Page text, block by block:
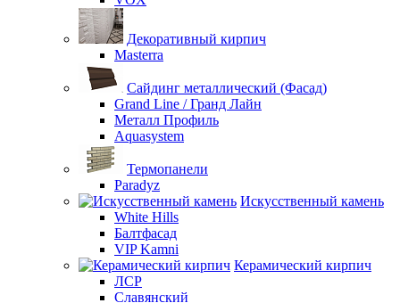
Декоративный кирпич
Masterra
Сайдинг металлический (Фасад)
Grand Line / Гранд Лайн
Металл Профиль
Aquasystem
Термопанели
Paradyz
Искусственный камень
White Hills
Балтфасад
VIP Kamni
Керамический кирпич
ЛСР
Славянский